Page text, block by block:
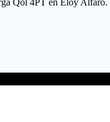
Qol 4PT en Eloy Alfaro.